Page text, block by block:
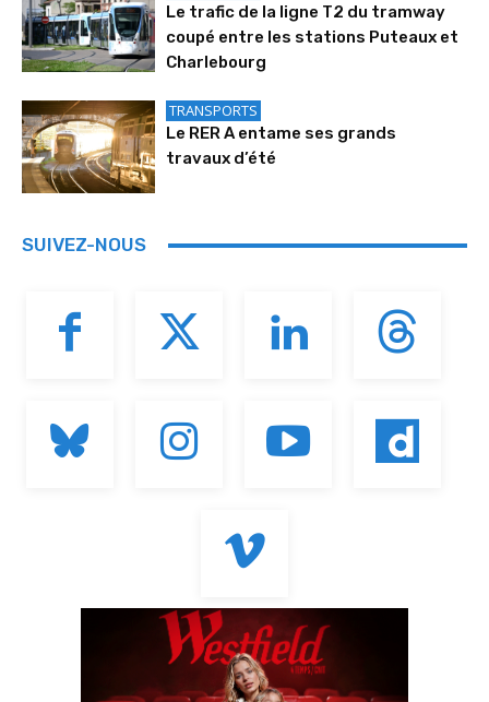
Le trafic de la ligne T2 du tramway
coupé entre les stations Puteaux et
Charlebourg
TRANSPORTS
Le RER A entame ses grands
travaux d’été
SUIVEZ-NOUS